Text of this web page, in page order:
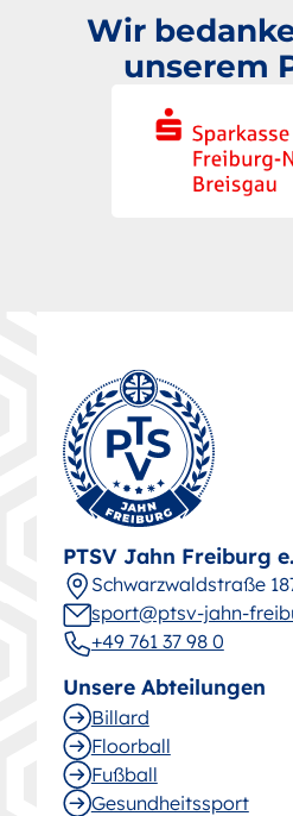
Wir
unserem
PTSV Jahn Freiburg
Schwarz­wald­straße
sport@ptsv-jahn-
+49 761 37 98 0
Unsere Abteilungen
Billard
Floorball
Fußball
Gesund­heitssport